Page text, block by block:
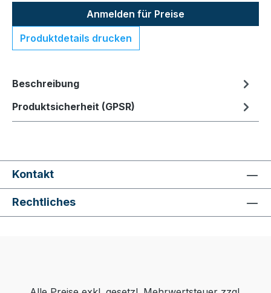
Anmelden für Preise
Produktdetails drucken
Beschreibung
Produktsicherheit (GPSR)
Kontakt
Rechtliches